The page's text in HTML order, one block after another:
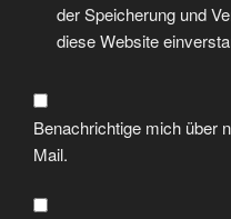
der Speicherung und
diese Website
Benachrichtige mich über
Mail.